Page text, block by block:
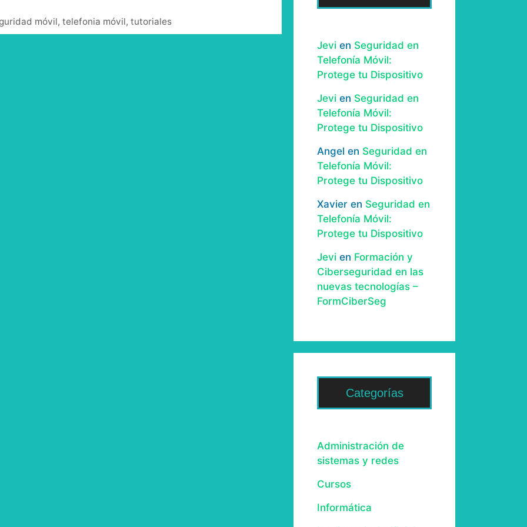
móvil,telefonia móvil,tutoriales
Jevi en Seguridad en
Telefonía Móvil:
Protege tu Dispositivo
Jevi en Seguridad en
Telefonía Móvil:
Protege tu Dispositivo
Angel en Seguridad en
Telefonía Móvil:
Protege tu Dispositivo
Xavier en Seguridad en
Telefonía Móvil:
Protege tu Dispositivo
Jevi en Formación y
Ciberseguridad en las
nuevas tecnologías –
FormCiberSeg
Categorías
Administración de
sistemas y redes
Cursos
Informática